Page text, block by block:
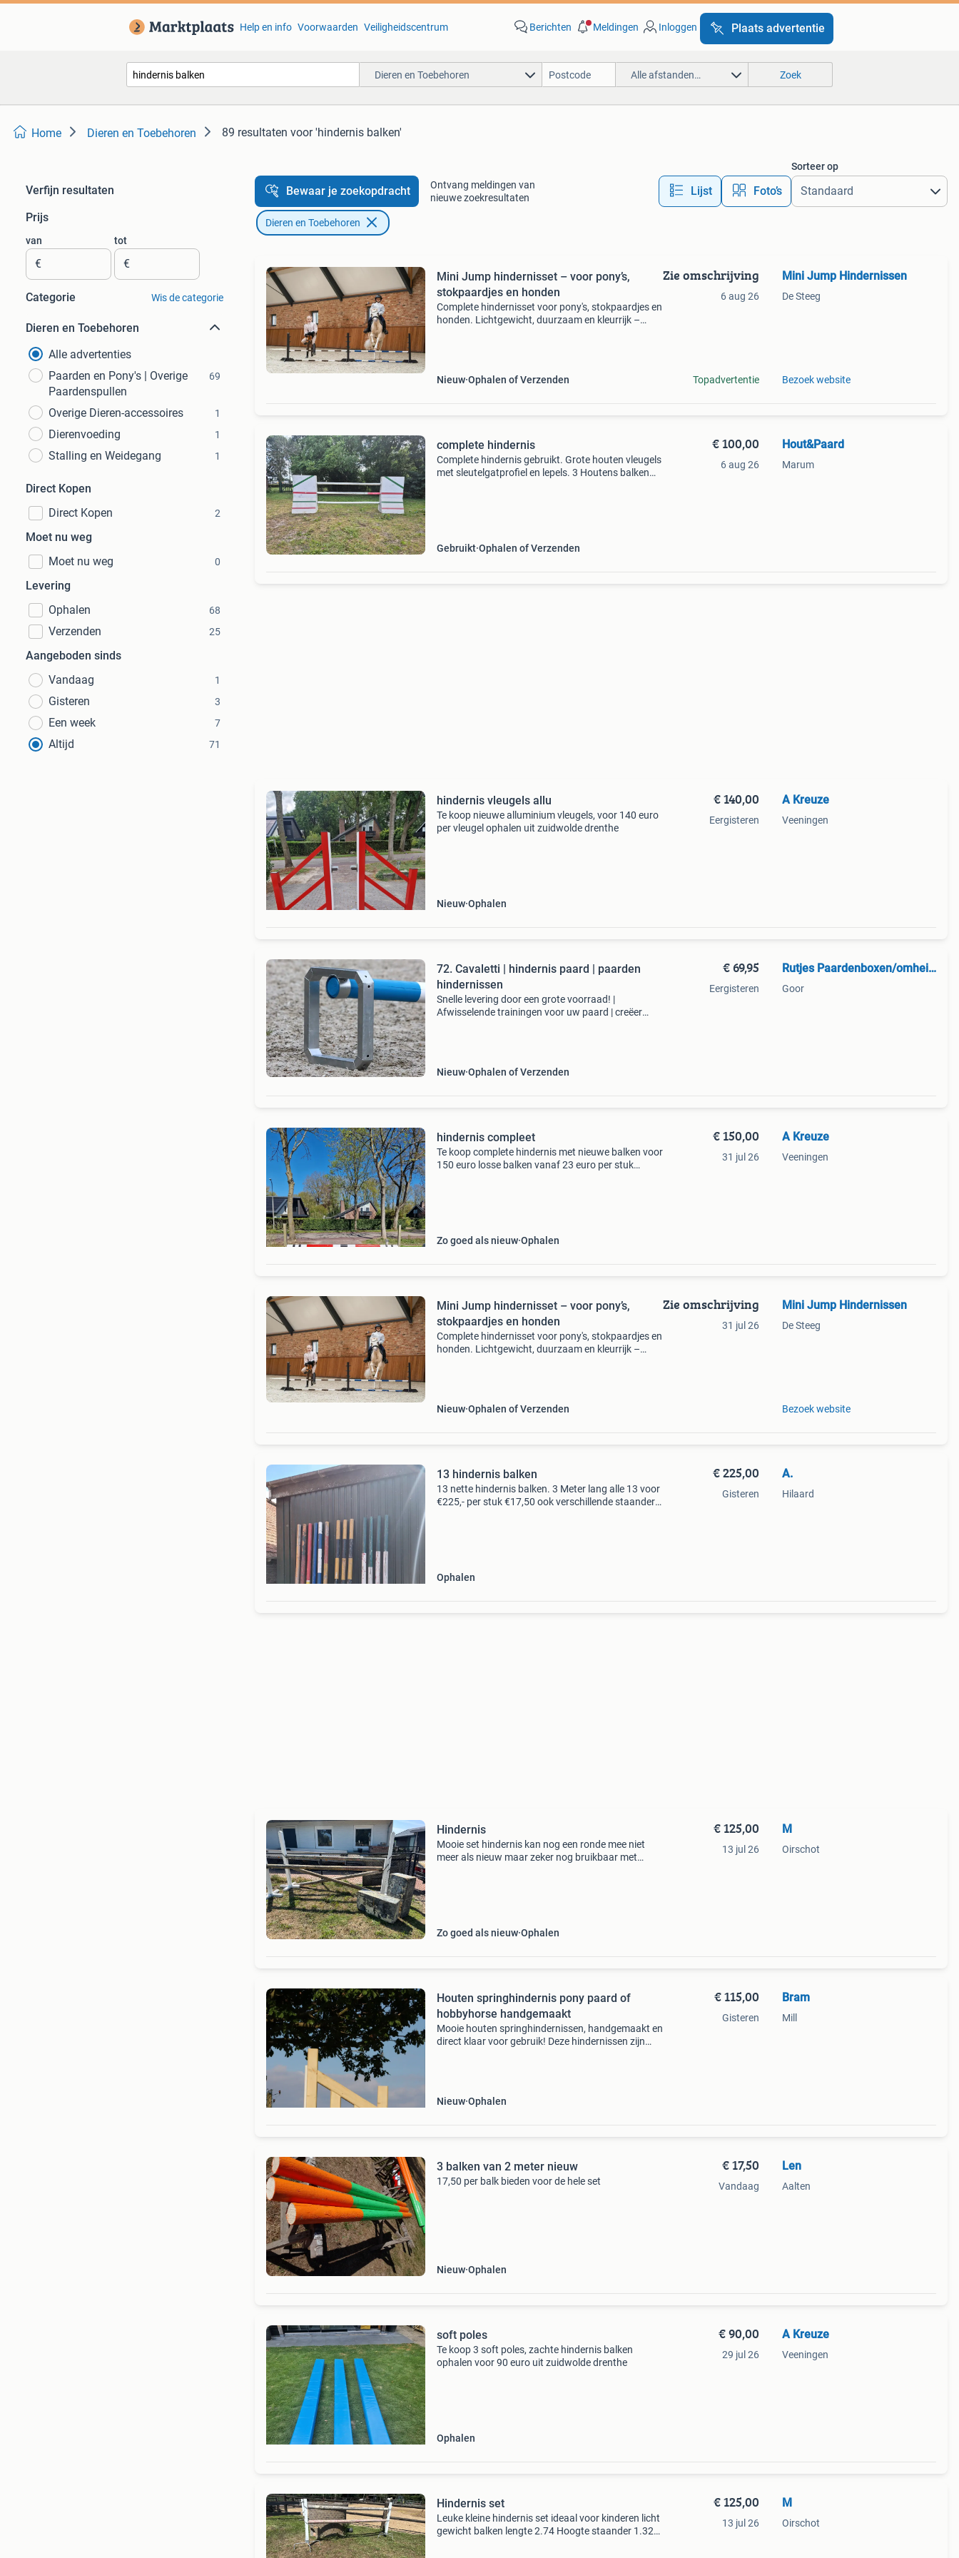
Help en info Voorwaarden Veiligheidscentrum Berichten Meldingen Inloggen Plaats advertentie
Dieren en Toebehoren Alle afstanden… Zoek
Home Dieren en Toebehoren 89 resultaten voor 'hindernis balken'
Verfijn resultaten
Prijs
van
€
tot
€
Categorie Wis de categorie
Dieren en Toebehoren
Alle advertenties
Paarden en Pony's | Overige
Paardenspullen
69
Overige Dieren-accessoires 1
Dierenvoeding 1
Stalling en Weidegang 1
Direct Kopen
Direct Kopen
2
Moet nu weg
Moet nu weg
0
Levering
Ophalen
68
Verzenden 25
Aangeboden sinds
Vandaag
1
Gisteren 3
Een week 7
Altijd 71
Bewaar je zoekopdracht
Ontvang meldingen van
nieuwe zoekresultaten
Lijst Foto’s
Sorteer op
Dieren en Toebehoren
Mini Jump hindernisset – voor pony’s,
stokpaardjes en honden
Complete hindernisset voor pony's, stokpaardjes en
honden. Lichtgewicht, duurzaam en kleurrijk –
Nieuw Ophalen of Verzenden
Zie omschrijving
6 aug 26
Topadvertentie
Mini Jump Hindernissen
De Steeg
Bezoek website
complete hindernis
Complete hindernis gebruikt. Grote houten vleugels
met sleutelgatprofiel en lepels. 3 Houtens balken
Gebruikt Ophalen of Verzenden
€ 100,00
6 aug 26
Hout&Paard
Marum
hindernis vleugels allu
Te koop nieuwe alluminium vleugels, voor 140 euro
per vleugel ophalen uit zuidwolde drenthe
Nieuw Ophalen
€ 140,00
Eergisteren
A Kreuze
Veeningen
72. Cavaletti | hindernis paard | paarden
hindernissen
Snelle levering door een grote voorraad! |
Afwisselende trainingen voor uw paard | creëer
Nieuw Ophalen of Verzenden
€ 69,95
Eergisteren
Rutjes Paardenboxen/omheining
Goor
hindernis compleet
Te koop complete hindernis met nieuwe balken voor
150 euro losse balken vanaf 23 euro per stuk
Zo goed als nieuw Ophalen
€ 150,00
31 jul 26
A Kreuze
Veeningen
Mini Jump hindernisset – voor pony’s,
stokpaardjes en honden
Complete hindernisset voor pony's, stokpaardjes en
honden. Lichtgewicht, duurzaam en kleurrijk –
Nieuw Ophalen of Verzenden
Zie omschrijving
31 jul 26
Mini Jump Hindernissen
De Steeg
Bezoek website
13 hindernis balken
13 nette hindernis balken. 3 Meter lang alle 13 voor
€225,- per stuk €17,50 ook verschillende staanders
Ophalen
€ 225,00
Gisteren
A.
Hilaard
Hindernis
Mooie set hindernis kan nog een ronde mee niet
meer als nieuw maar zeker nog bruikbaar met
Zo goed als nieuw Ophalen
€ 125,00
13 jul 26
M
Oirschot
Houten springhindernis pony paard of
hobbyhorse handgemaakt
Mooie houten springhindernissen, handgemaakt en
direct klaar voor gebruik! Deze hindernissen zijn
Nieuw Ophalen
€ 115,00
Gisteren
Bram
Mill
3 balken van 2 meter nieuw
17,50 per balk bieden voor de hele set
Nieuw Ophalen
€ 17,50
Vandaag
Len
Aalten
soft poles
Te koop 3 soft poles, zachte hindernis balken
ophalen voor 90 euro uit zuidwolde drenthe
Ophalen
€ 90,00
29 jul 26
A Kreuze
Veeningen
Hindernis set
Leuke kleine hindernis set ideaal voor kinderen licht
gewicht balken lengte 2.74 Hoogte staander 1.32
€ 125,00
13 jul 26
M
Oirschot